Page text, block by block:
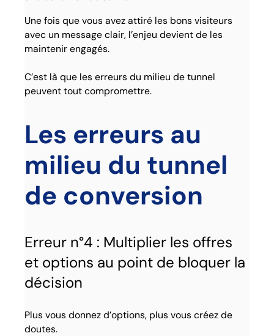
Une fois que vous avez attiré les bons visiteurs
avec un message clair, l’enjeu devient de les
maintenir engagés.
C’est là que les erreurs du milieu de tunnel
peuvent tout compromettre.
Les erreurs au
milieu du tunnel
de conversion
Erreur n°4 : Multiplier les offres
et options au point de bloquer la
décision
Plus vous donnez d’options, plus vous créez de
doutes.